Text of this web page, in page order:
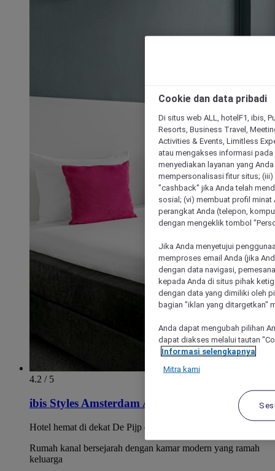
4.2 / 5
ibis Styles Amsterdam Amstel
Hotel hemat di dekat De Pijp dan Albert Cuyp Street Market
Rumah kanal bersejarah dengan kamar modern yang ramah
keluarga
Cookie dan data pribadi
Di situs web ALL, hotelF1, ibis,
Resorts, Business Travel,
Activities & Events, Limitless
atau mengakses informasi
menyediakan layanan yang
mempersonalisasi fitur situs;
"cashback" jika Anda telah
sosial; (vi) membuat profil
perangkat Anda (telepon,
dengan mengeklik tombol
Jika Anda menyetujui
memproses email Anda (jika
dengan data navigasi,
kepada Anda di situs pihak
dengan data yang dimiliki oleh
bagian "iklan yang ditargetkan"
Anda dapat mengubah pilihan
dapat diakses melalui tautan
Informasi selengkapnya
Mitra kami